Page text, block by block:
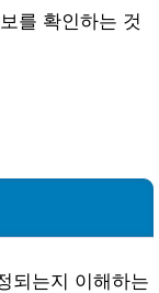
를 확인하는 것
되는지 이해하는